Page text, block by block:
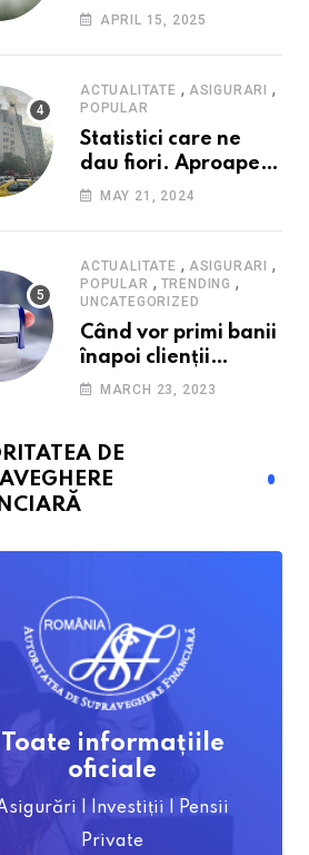
Consumatorii caută
scumpirilor, mai ales
la alimente
APRIL 15, 2025
ACTUALITATE , ASIGURARI ,
POPULAR
Statistici care ne
dau fiori. Aproape
20 de case ard zilnic
pagubele au
explodat. Cum te
poți proteja cu nici
40 de lei pe lună
MAY 21, 2024
ACTUALITATE , ASIGURARI ,
POPULAR , TRENDING ,
UNCATEGORIZED
Când vor primi banii
înapoi clienții
Euroins care
toate termenele
MARCH 23, 2023
DE
Toate informațiile
oficiale
| Investiții | Pensii
Private